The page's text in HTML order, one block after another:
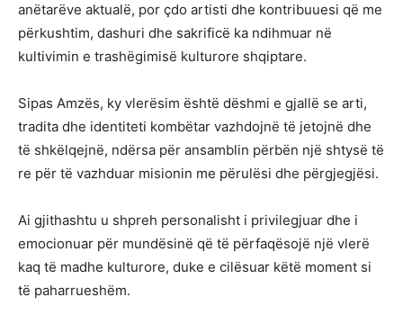
anëtarëve aktualë, por çdo artisti dhe kontribuuesi që me
përkushtim, dashuri dhe sakrificë ka ndihmuar në
kultivimin e trashëgimisë kulturore shqiptare.
Sipas Amzës, ky vlerësim është dëshmi e gjallë se arti,
tradita dhe identiteti kombëtar vazhdojnë të jetojnë dhe
të shkëlqejnë, ndërsa për ansamblin përbën një shtysë të
re për të vazhduar misionin me përulësi dhe përgjegjësi.
Ai gjithashtu u shpreh personalisht i privilegjuar dhe i
emocionuar për mundësinë që të përfaqësojë një vlerë
kaq të madhe kulturore, duke e cilësuar këtë moment si
të paharrueshëm.